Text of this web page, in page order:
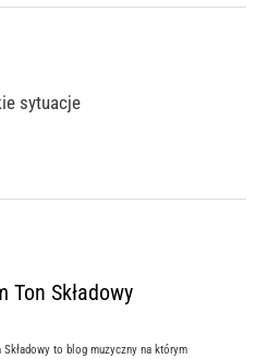
sytuacje
Ton Składowy
to blog muzyczny na którym